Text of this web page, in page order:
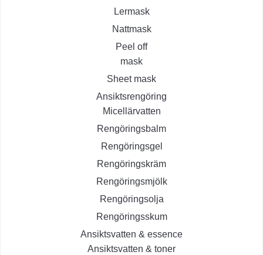
Lermask
Nattmask
Peel off
mask
Sheet mask
Ansiktsrengöring
Micellärvatten
Rengöringsbalm
Rengöringsgel
Rengöringskräm
Rengöringsmjölk
Rengöringsolja
Rengöringsskum
Ansiktsvatten & essence
Ansiktsvatten & toner